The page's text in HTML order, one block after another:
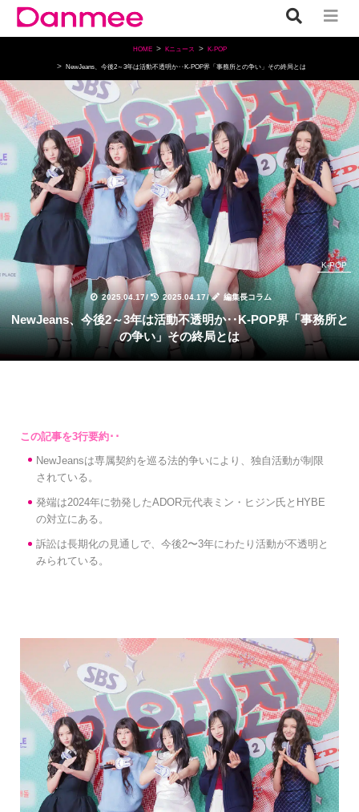
HOME Kニュース K-POP
NewJeans、今後2～3年は活動不透明か‥K-POP界「事務所との争い」その終局とは
2025.04.17/ 2025.04.17/ 編集長コラム
K-POP
NewJeans、今後2～3年は活動不透明か‥K-POP界「事務所と
の争い」その終局とは
NewJeansは専属契約を巡る法的争いにより、独自活動が制限
されている。
発端は2024年に勃発したADOR元代表ミン・ヒジン氏とHYBE
の対立にある。
訴訟は長期化の見通しで、今後2〜3年にわたり活動が不透明と
みられている。